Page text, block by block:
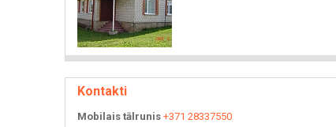
Kontakti
Mobilais tālrunis +371 28337550